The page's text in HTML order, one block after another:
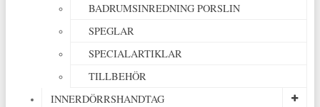
BADRUMSINREDNING PORSLIN
SPEGLAR
SPECIALARTIKLAR
TILLBEHÖR
INNERDÖRRSHANDTAG